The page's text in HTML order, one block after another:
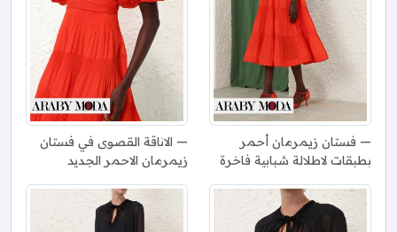
فستان زيمرمان أحمر
بطبقات لاطلالة شبابية فاخرة
الاناقة القصوى في فستان
زيمرمان الاحمر الجديد